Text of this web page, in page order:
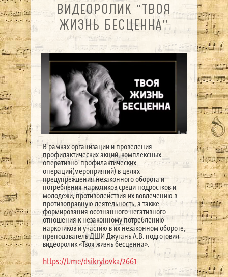
ВИДЕОРОЛИК "ТВОЯ
ЖИЗНЬ БЕСЦЕННА"
В рамках организации и проведения
профилактических акций, комплексных
оперативно-профилактических
операций(мероприятий) в целях
предупреждения незаконного оборота и
потребления наркотиков среди подростков и
молодежи, противодействия их вовлечению в
противоправную деятельность, а также
формирования осознанного негативного
отношения к незаконному потреблению
наркотиков и участию в их незаконном обороте,
преподаватель ДШИ Джугань А.В. подготовил
видеоролик «Твоя жизнь бесценна».
https://t.me/dsikrylovka/2661